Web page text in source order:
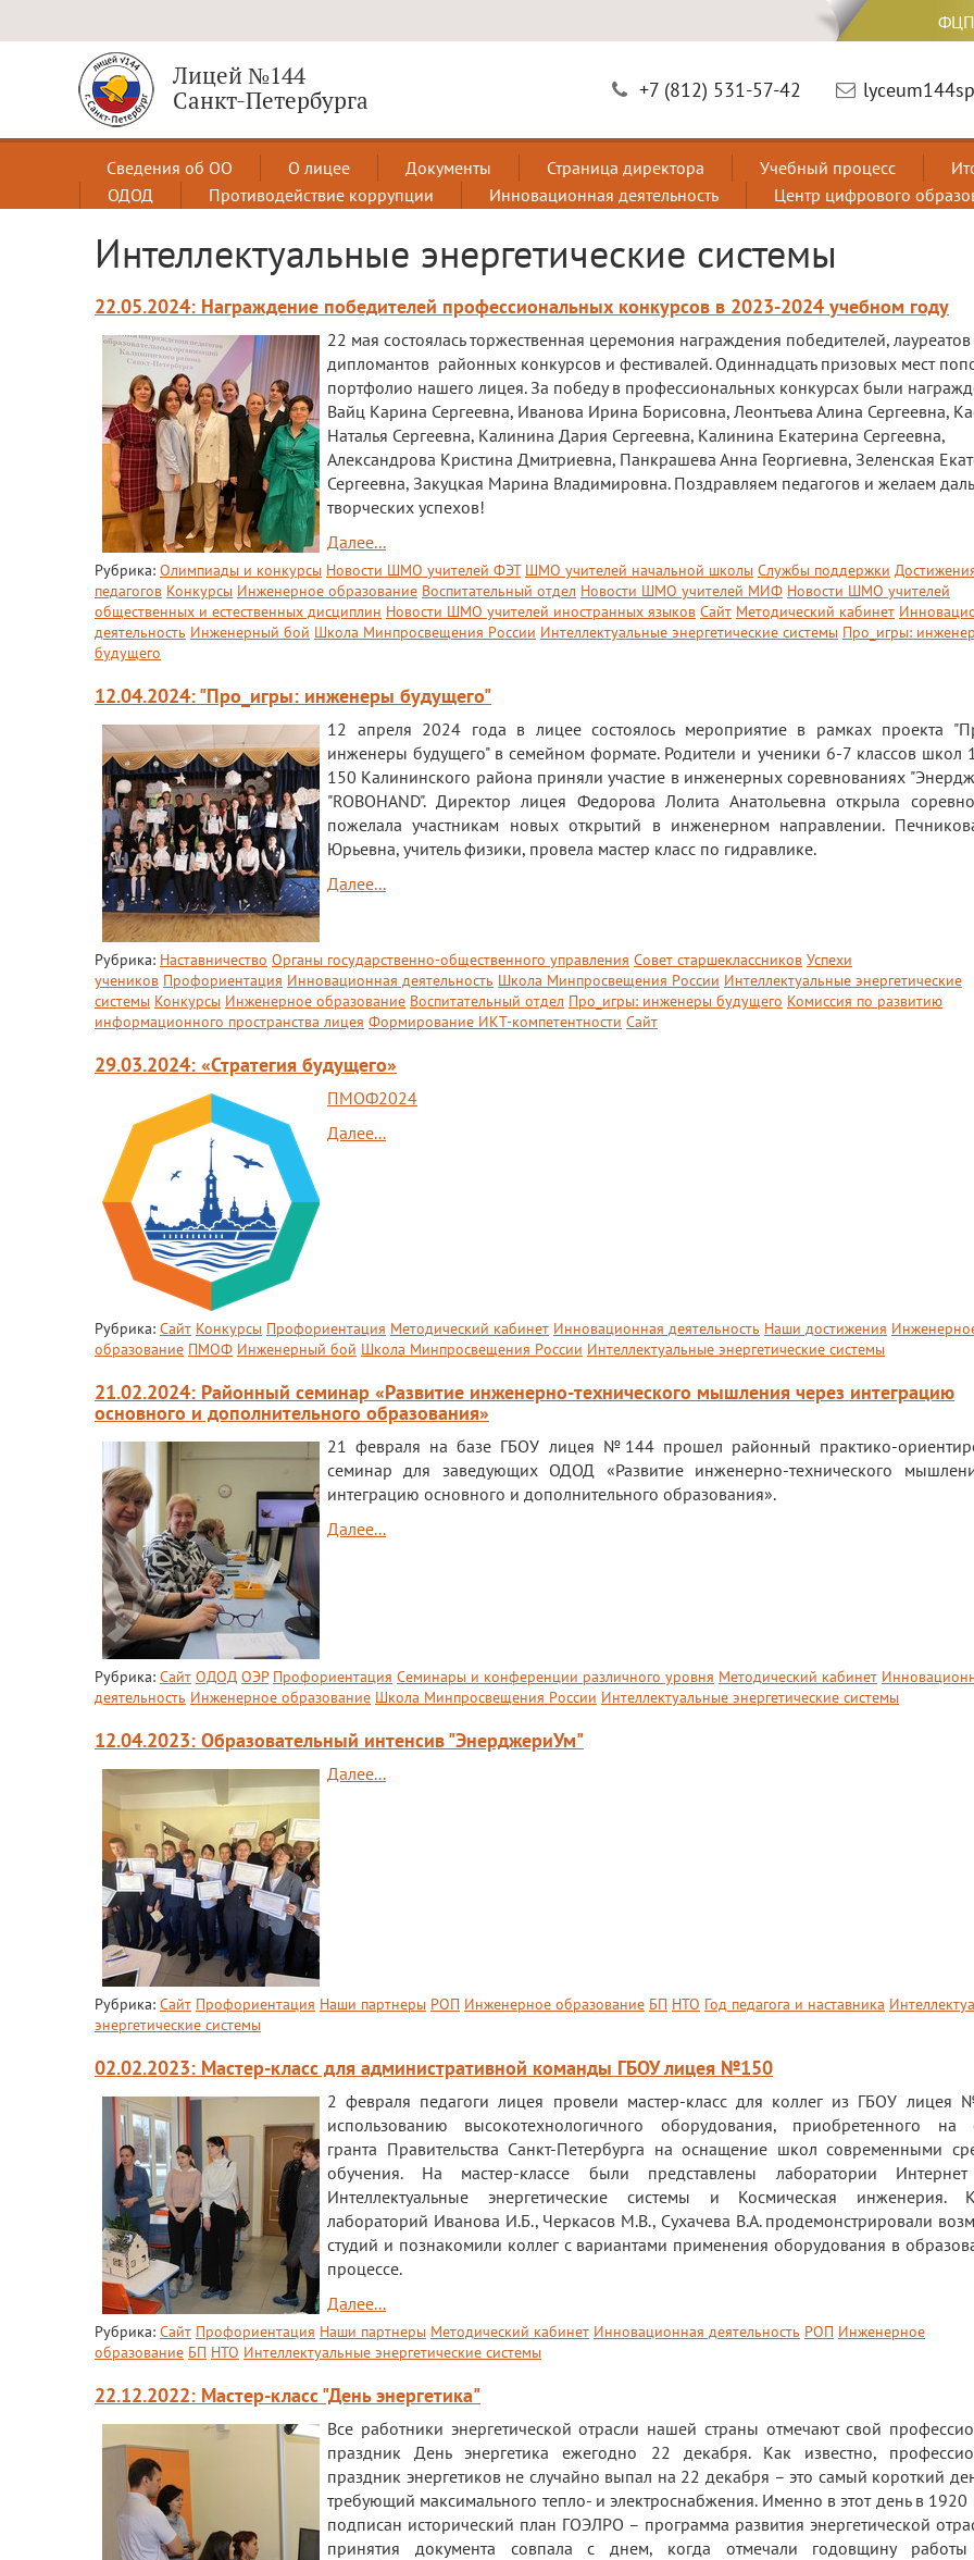
Лицей №144
Санкт-Петербурга
+7 (812) 531-57-42
Сведения об ОО О лицее Документы Страница директора Учебный процесс
ОДОД
Противодействие коррупции Инновационная деятельность Центр цифрового
Интеллектуальные энергетические системы
22.05.2024: Награждение победителей профессиональных конкурсов в 2023-2024 учебном году
22 мая состоялась торжественная церемония награждения победителей,
дипломантов районных конкурсов и фестивалей. Одиннадцать призовых мест
портфолио нашего лицея. За победу в профессиональных конкурсах были
Вайц Карина Сергеевна, Иванова Ирина Борисовна, Леонтьева Алина Сергеевна,
Наталья Сергеевна, Калинина Дария Сергеевна, Калинина Екатерина Сергеевна,
Александрова Кристина Дмитриевна, Панкрашева Анна Георгиевна, Зеленская
Сергеевна, Закуцкая Марина Владимировна. Поздравляем педагогов и желаем
творческих успехов!
Далее...
Рубрика: Олимпиады и конкурсы Новости ШМО учителей ФЭТ ШМО учителей начальной школы Службы поддержки
педагогов Конкурсы Инженерное образование Воспитательный отдел Новости ШМО учителей МИФ Новости ШМО учителей
общественных и естественных дисциплин Новости ШМО учителей иностранных языков Сайт Методический кабинет
деятельность Инженерный бой Школа Минпросвещения России Интеллектуальные энергетические системы Про_игры:
будущего
12.04.2024: "Про_игры: инженеры будущего"
12 апреля 2024 года в лицее состоялось мероприятие в рамках проекта
инженеры будущего" в семейном формате. Родители и ученики 6-7 классов школ
150 Калининского района приняли участие в инженерных соревнованиях
"ROBOHAND". Директор лицея Федорова Лолита Анатольевна открыла
пожелала участникам новых открытий в инженерном направлении.
Юрьевна, учитель физики, провела мастер класс по гидравлике.
Далее...
Рубрика: Наставничество Органы государственно-общественного управления Совет старшеклассников Успехи
учеников Профориентация Инновационная деятельность Школа Минпросвещения России Интеллектуальные энергетические
системы Конкурсы Инженерное образование Воспитательный отдел Про_игры: инженеры будущего Комиссия по развитию
информационного пространства лицея Формирование ИКТ-компетентности Сайт
29.03.2024: «Стратегия будущего»
ПМОФ2024
Далее...
Рубрика: Сайт Конкурсы Профориентация Методический кабинет Инновационная деятельность Наши достижения
образование ПМОФ Инженерный бой Школа Минпросвещения России Интеллектуальные энергетические системы
21.02.2024: Районный семинар «Развитие инженерно-технического мышления через интеграцию
основного и дополнительного образования»
21 февраля на базе ГБОУ лицея №144 прошел районный практико-
семинар для заведующих ОДОД «Развитие инженерно-технического
интеграцию основного и дополнительного образования».
Далее...
Рубрика: Сайт ОДОД ОЭР Профориентация Семинары и конференции различного уровня Методический кабинет
деятельность Инженерное образование Школа Минпросвещения России Интеллектуальные энергетические системы
12.04.2023: Образовательный интенсив "ЭнерджериУм"
Далее...
Рубрика: Сайт Профориентация Наши партнеры РОП Инженерное образование БП НТО Год педагога и наставника
энергетические системы
02.02.2023: Мастер-класс для административной команды ГБОУ лицея №150
2 февраля педагоги лицея провели мастер-класс для коллег из ГБОУ
использованию высокотехнологичного оборудования, приобретенного на
гранта Правительства Санкт-Петербурга на оснащение школ современными
обучения. На мастер-классе были представлены лаборатории
Интеллектуальные энергетические системы и Космическая инженерия.
лабораторий Иванова И.Б., Черкасов М.В., Сухачева В.А. продемонстрировали
студий и познакомили коллег с вариантами применения оборудования в
процессе.
Далее...
Рубрика: Сайт Профориентация Наши партнеры Методический кабинет Инновационная деятельность РОП Инженерное
образование БП НТО Интеллектуальные энергетические системы
22.12.2022: Мастер-класс "День энергетика"
Все работники энергетической отрасли нашей страны отмечают свой
праздник День энергетика ежегодно 22 декабря. Как известно,
праздник энергетиков не случайно выпал на 22 декабря – это самый короткий
требующий максимального тепло- и электроснабжения. Именно в этот день в 1920
подписан исторический план ГОЭЛРО – программа развития энергетической
принятия документа совпала с днем, когда отмечали годовщину